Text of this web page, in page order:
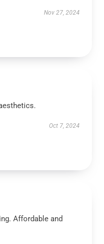
Nov 27, 2024
Oct 7, 2024
Affordable and